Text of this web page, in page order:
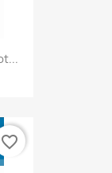
favorite_border